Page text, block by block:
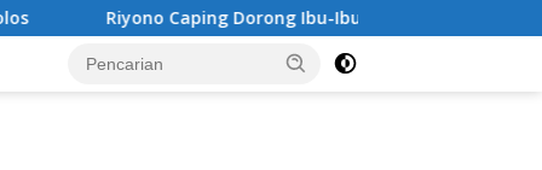
Caping Dorong Ibu-Ibu Magetan Kembangkan Olahan Ikan,